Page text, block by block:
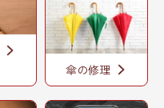
傘の修理